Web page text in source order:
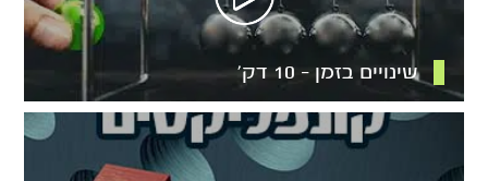
שינויים בזמן – 10 דק’